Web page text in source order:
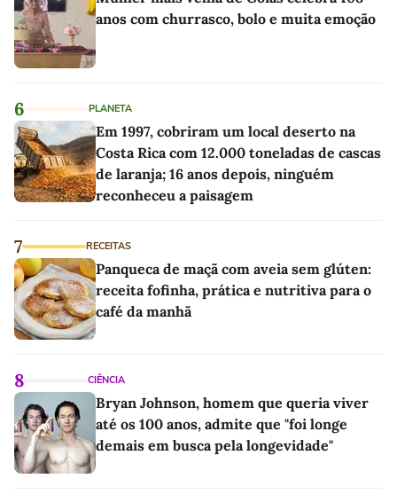
anos com churrasco, bolo e muita emoção
6 PLANETA
Em 1997, cobriram um local deserto na
Costa Rica com 12.000 toneladas de cascas
de laranja; 16 anos depois, ninguém
reconheceu a paisagem
7 RECEITAS
Panqueca de maçã com aveia sem glúten:
receita fofinha, prática e nutritiva para o
café da manhã
8 CIÊNCIA
Bryan Johnson, homem que queria viver
até os 100 anos, admite que "foi longe
demais em busca pela longevidade"